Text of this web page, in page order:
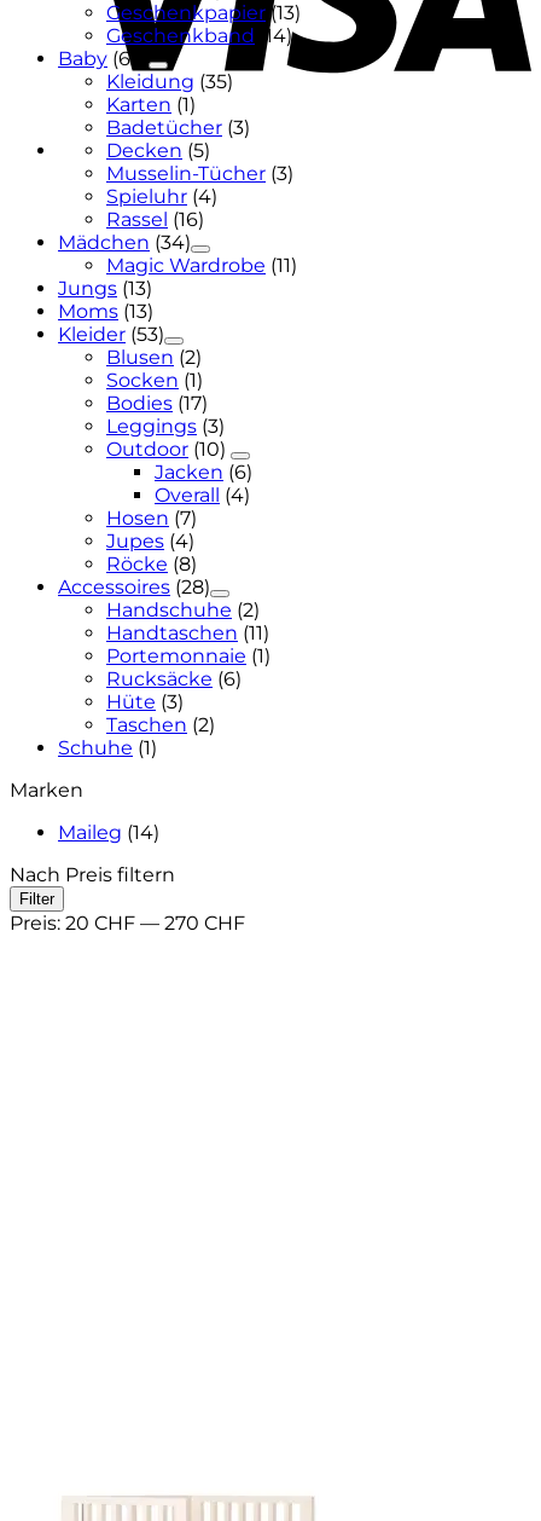
Geschenkpapier (13)
Geschenkband (14)
Baby (68)
Kleidung (35)
Karten (1)
Badetücher (3)
Decken (5)
Musselin-Tücher (3)
Spieluhr (4)
Rassel (16)
Mädchen (34)
Magic Wardrobe (11)
Jungs (13)
Moms (13)
Kleider (53)
Blusen (2)
Socken (1)
Bodies (17)
Leggings (3)
Outdoor (10)
Jacken (6)
Overall (4)
Hosen (7)
Jupes (4)
Röcke (8)
Accessoires (28)
Handschuhe (2)
Handtaschen (11)
Portemonnaie (1)
Rucksäcke (6)
Hüte (3)
Taschen (2)
Schuhe (1)
Marken
Maileg (14)
Nach Preis filtern
Min.
Preis
Max.
Preis
Filter
Preis: 20 CHF — 270 CHF